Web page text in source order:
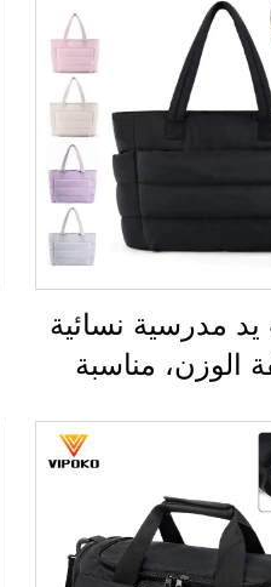
مدرسية نسائية
الوزن، مناسبة
وحقائب يد ناعمة
العاملات في
ومقاومة للماء،
من البوليستر